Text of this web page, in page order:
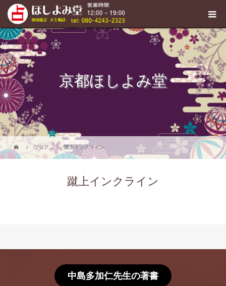
京都ほしよみ堂
ブログ 蹴上インクライン
蹴上インクライン
中島多加仁先生の著書